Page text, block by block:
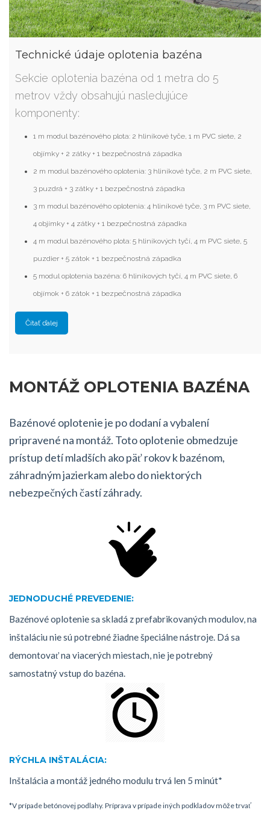
Technické údaje oplotenia bazéna
Sekcie oplotenia bazéna od 1 metra do 5
metrov vždy obsahujú nasledujúce
komponenty:
1 m modul bazénového plota: 2 hliníkové tyče, 1 m PVC siete, 2
objímky + 2 zátky + 1 bezpečnostná západka
2 m modul bazénového oplotenia: 3 hliníkové tyče, 2 m PVC siete,
3 puzdrá + 3 zátky + 1 bezpečnostná západka
3 m modul bazénového oplotenia: 4 hliníkové tyče, 3 m PVC siete,
4 objímky + 4 zátky + 1 bezpečnostná západka
4 m modul bazénového plota: 5 hliníkových tyčí, 4 m PVC siete, 5
puzdier + 5 zátok + 1 bezpečnostná západka
5 modul oplotenia bazéna: 6 hliníkových tyčí, 4 m PVC siete, 6
objímok + 6 zátok + 1 bezpečnostná západka
Čítať ďalej
MONTÁŽ OPLOTENIA BAZÉNA
Bazénové oplotenie je po dodaní a vybalení
pripravené na montáž. Toto oplotenie obmedzuje
prístup detí mladších ako päť rokov k bazénom,
záhradným jazierkam alebo do niektorých
nebezpečných častí záhrady.
JEDNODUCHÉ PREVEDENIE:
Bazénové oplotenie sa skladá z prefabrikovaných modulov, na
inštaláciu nie sú potrebné žiadne špeciálne nástroje. Dá sa
demontovať na viacerých miestach, nie je potrebný
samostatný vstup do bazéna.
RÝCHLA INŠTALÁCIA:
Inštalácia a montáž jedného modulu trvá len 5 minút*
*V prípade betónovej podlahy. Príprava v prípade iných podkladov môže trvať